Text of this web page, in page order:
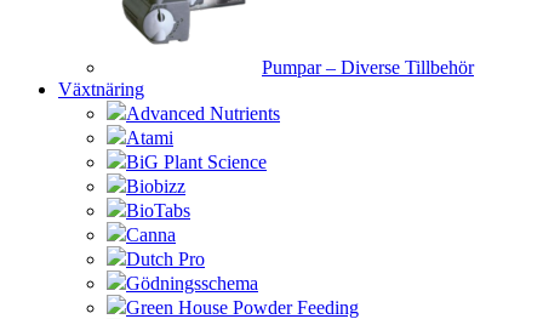
Pumpar – Diverse Tillbehör
Växtnäring
Advanced Nutrients
Atami
BiG Plant Science
Biobizz
BioTabs
Canna
Dutch Pro
Gödningsschema
Green House Powder Feeding